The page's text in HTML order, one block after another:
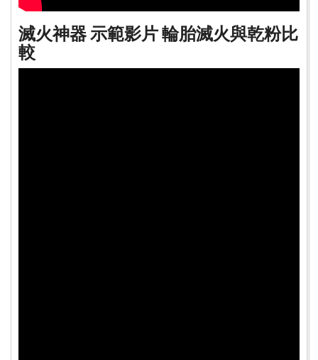
滅火神器 示範影片 輪胎滅火與乾粉比
較